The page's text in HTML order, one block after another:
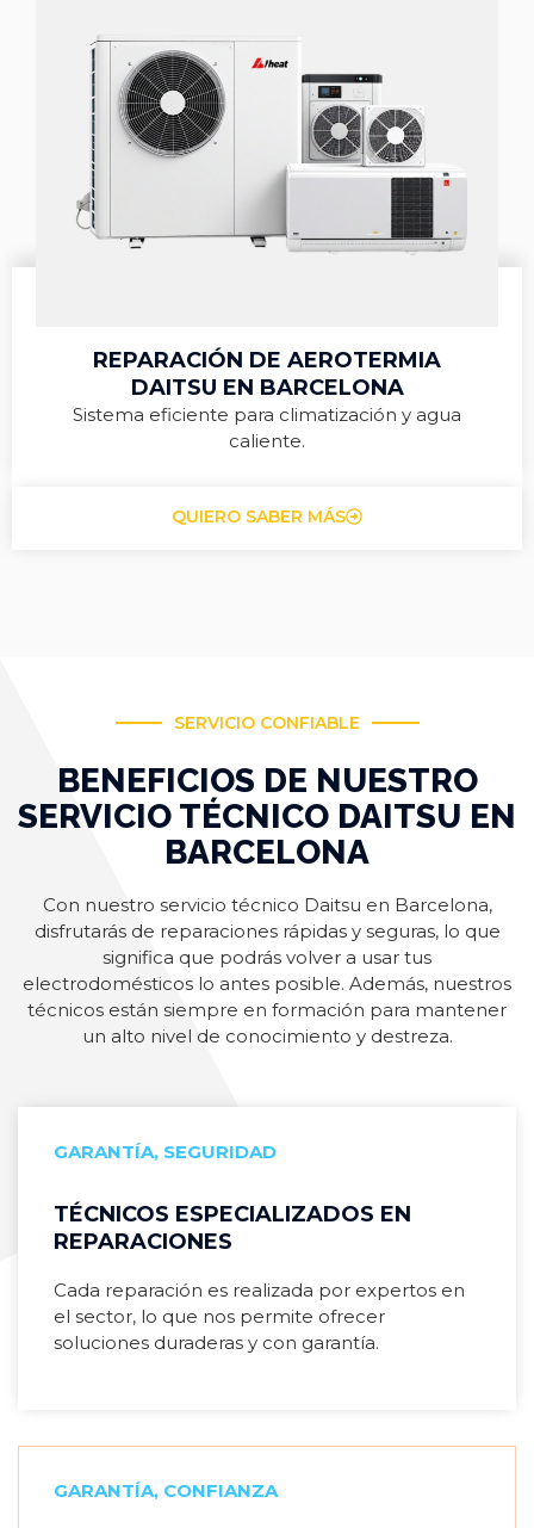
REPARACIÓN DE AEROTERMIA
DAITSU EN BARCELONA
Sistema eficiente para climatización y agua
caliente.
QUIERO SABER MÁS
SERVICIO CONFIABLE
BENEFICIOS DE NUESTRO
SERVICIO TÉCNICO DAITSU EN
BARCELONA
Con nuestro servicio técnico Daitsu en Barcelona,
disfrutarás de reparaciones rápidas y seguras, lo que
significa que podrás volver a usar tus
electrodomésticos lo antes posible. Además, nuestros
técnicos están siempre en formación para mantener
un alto nivel de conocimiento y destreza.
GARANTÍA, SEGURIDAD
TÉCNICOS ESPECIALIZADOS EN
REPARACIONES
Cada reparación es realizada por expertos en
el sector, lo que nos permite ofrecer
soluciones duraderas y con garantía.
GARANTÍA, CONFIANZA